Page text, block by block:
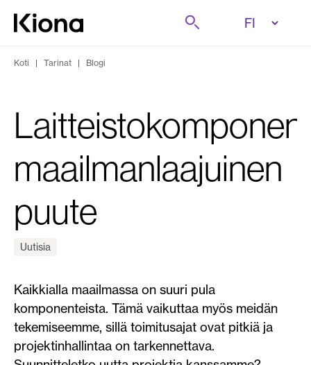
Tutustu tästä
Siirry etusivulle
Etsi
Koti | Tarinat | Blogi
maailmanlaajuinen
puute
Uutisia
Kaikkialla maailmassa on suuri pula
komponenteista. Tämä vaikuttaa myös meidän
tekemiseemme, sillä toimitusajat ovat pitkiä ja
projektinhallintaa on tarkennettava.